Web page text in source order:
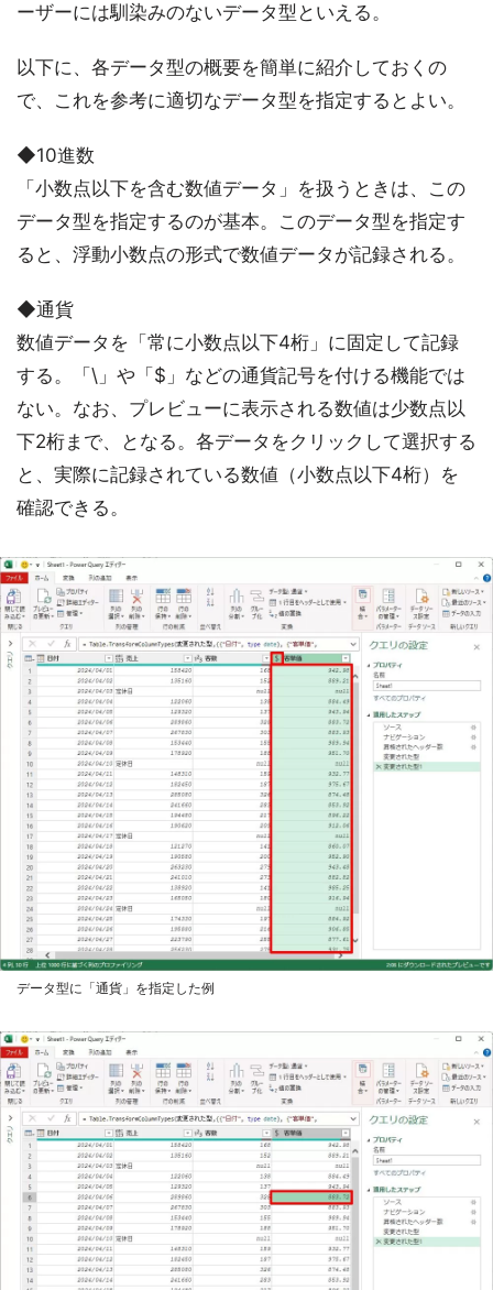
ーザーには馴染みのないデータ型といえる。
以下に、各データ型の概要を簡単に紹介しておくの
で、これを参考に適切なデータ型を指定するとよい。
◆10進数
「小数点以下を含む数値データ」を扱うときは、この
データ型を指定するのが基本。このデータ型を指定す
ると、浮動小数点の形式で数値データが記録される。
◆通貨
数値データを「常に小数点以下4桁」に固定して記録
する。「\」や「$」などの通貨記号を付ける機能では
ない。なお、プレビューに表示される数値は少数点以
下2桁まで、となる。各データをクリックして選択する
と、実際に記録されている数値（小数点以下4桁）を
確認できる。
データ型に「通貨」を指定した例